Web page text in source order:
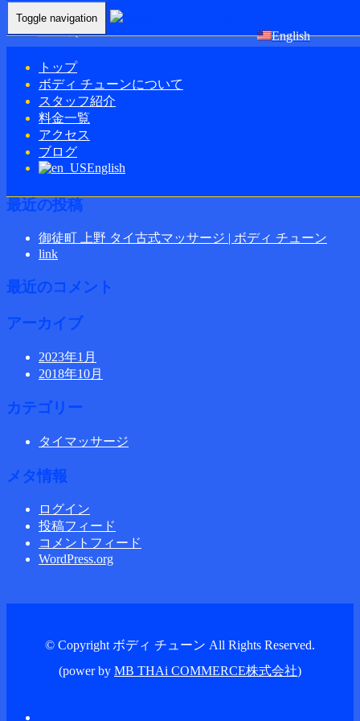
English
Toggle navigation
トップ
ボディ チューンについて
スタッフ紹介
料金一覧
アクセス
ブログ
English
Home-エミ(…
エミ(Emi)御徒町 上野 タイ古式マッサージ | ボディ チューン
最近の投稿
御徒町 上野 タイ古式マッサージ | ボディ チューン
link
最近のコメント
アーカイブ
2023年1月
2018年10月
カテゴリー
タイマッサージ
メタ情報
ログイン
投稿フィード
コメントフィード
WordPress.org
© Copyright ボディ チューン All Rights Reserved.
(power by MB THAi COMMERCE株式会社)